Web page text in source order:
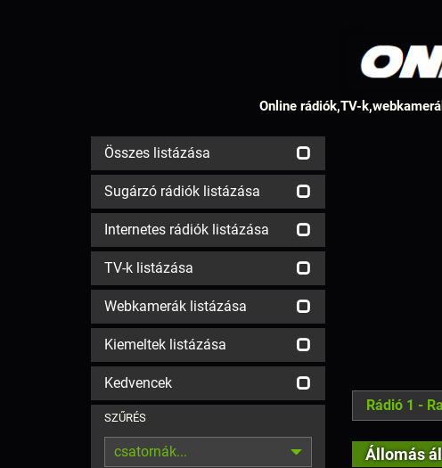
Online rádiók,TV-
Összes listázása
Sugárzó rádiók listázása
Internetes rádiók listázása
TV-k listázása
Webkamerák listázása
Kiemeltek listázása
Kedvencek
SZŰRÉS
csatornák...
Rádió 1 -
Állomás